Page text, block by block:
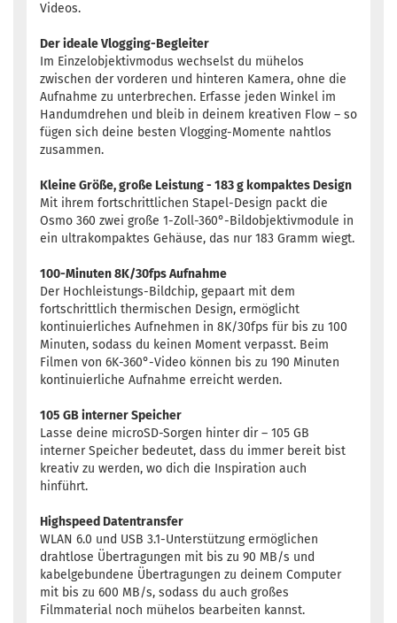
Videos.
Der ideale Vlogging-Begleiter
Im Einzelobjektivmodus wechselst du mühelos
zwischen der vorderen und hinteren Kamera, ohne die
Aufnahme zu unterbrechen. Erfasse jeden Winkel im
Handumdrehen und bleib in deinem kreativen Flow – so
fügen sich deine besten Vlogging-Momente nahtlos
zusammen.
Kleine Größe, große Leistung - 183 g kompaktes Design
Mit ihrem fortschrittlichen Stapel-Design packt die
Osmo 360 zwei große 1-Zoll-360°-Bildobjektivmodule in
ein ultrakompaktes Gehäuse, das nur 183 Gramm wiegt.
100-Minuten 8K/30fps Aufnahme
Der Hochleistungs-Bildchip, gepaart mit dem
fortschrittlich thermischen Design, ermöglicht
kontinuierliches Aufnehmen in 8K/30fps für bis zu 100
Minuten, sodass du keinen Moment verpasst. Beim
Filmen von 6K-360°-Video können bis zu 190 Minuten
kontinuierliche Aufnahme erreicht werden.
105 GB interner Speicher
Lasse deine microSD-Sorgen hinter dir – 105 GB
interner Speicher bedeutet, dass du immer bereit bist
kreativ zu werden, wo dich die Inspiration auch
hinführt.
Highspeed Datentransfer
WLAN 6.0 und USB 3.1-Unterstützung ermöglichen
drahtlose Übertragungen mit bis zu 90 MB/s und
kabelgebundene Übertragungen zu deinem Computer
mit bis zu 600 MB/s, sodass du auch großes
Filmmaterial noch mühelos bearbeiten kannst.